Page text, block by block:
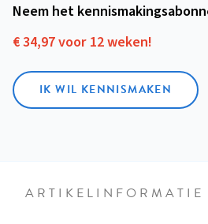
Neem het
€ 34,97 voor 12 weken!
IK WIL KENNISMAKEN
ARTIKELINFORMATIE